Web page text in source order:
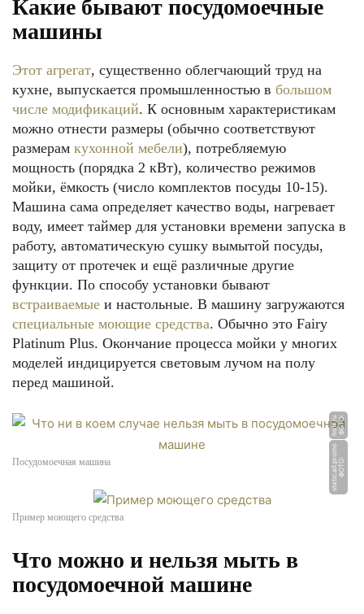
Какие бывают посудомоечные
машины
Этот агрегат, существенно облегчающий труд на
кухне, выпускается промышленностью в большом
числе модификаций. К основным характеристикам
можно отнести размеры (обычно соответствуют
размерам кухонной мебели), потребляемую
мощность (порядка 2 кВт), количество режимов
мойки, ёмкость (число комплектов посуды 10-15).
Машина сама определяет качество воды, нагревает
воду, имеет таймер для установки времени запуска в
работу, автоматическую сушку вымытой посуды,
защиту от протечек и ещё различные другие
функции. По способу установки бывают
встраиваемые и настольные. В машину загружаются
специальные моющие средства. Обычно это Fairy
Platinum Plus. Окончание процесса мойки у многих
моделей индицируется световым лучом на полу
перед машиной.
Ф
О
Т
О:
h
o
f
f.
r
u
Посудомоечная машина Ф
О
Т
О:
s
t
a
ti
c.
all.
p
r
o
m
o
Пример моющего средства
Что можно и нельзя мыть в
посудомоечной машине